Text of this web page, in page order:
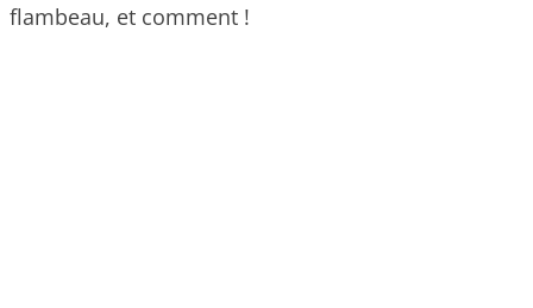
flambeau, et comment !